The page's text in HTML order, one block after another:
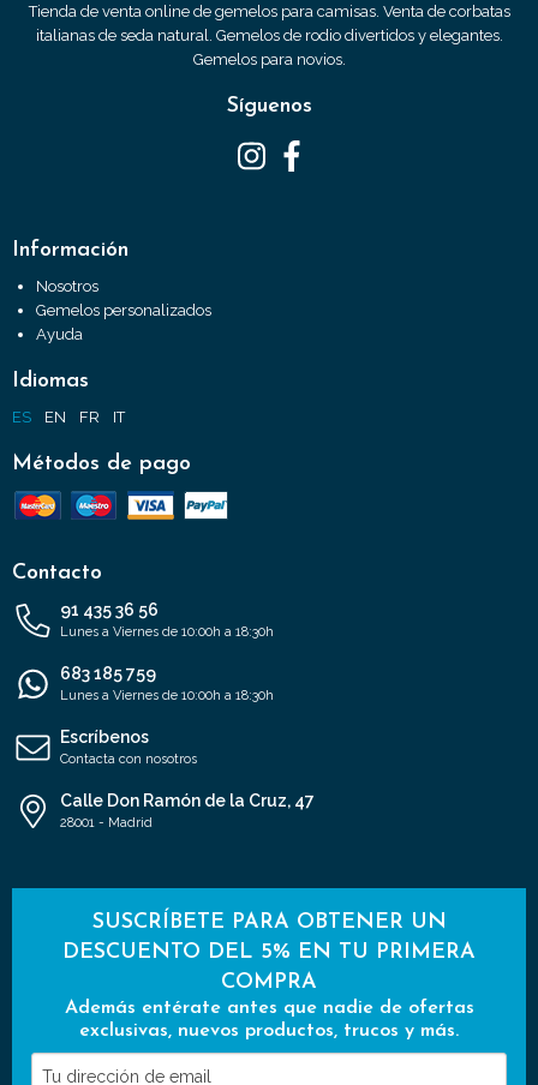
Tienda de venta online de gemelos para camisas. Venta de corbatas
italianas de seda natural. Gemelos de rodio divertidos y elegantes.
Gemelos para novios.
Síguenos
Información
Nosotros
Gemelos personalizados
Ayuda
Idiomas
ES EN FR IT
Métodos de pago
Contacto
91 435 36 56
Lunes a Viernes de 10:00h a 18:30h
683 185 759
Lunes a Viernes de 10:00h a 18:30h
Escríbenos
Contacta con nosotros
Calle Don Ramón de la Cruz, 47
28001 - Madrid
SUSCRÍBETE PARA OBTENER UN
DESCUENTO DEL 5% EN TU PRIMERA
COMPRA
Además entérate antes que nadie de ofertas
exclusivas, nuevos productos, trucos y más.
Tu